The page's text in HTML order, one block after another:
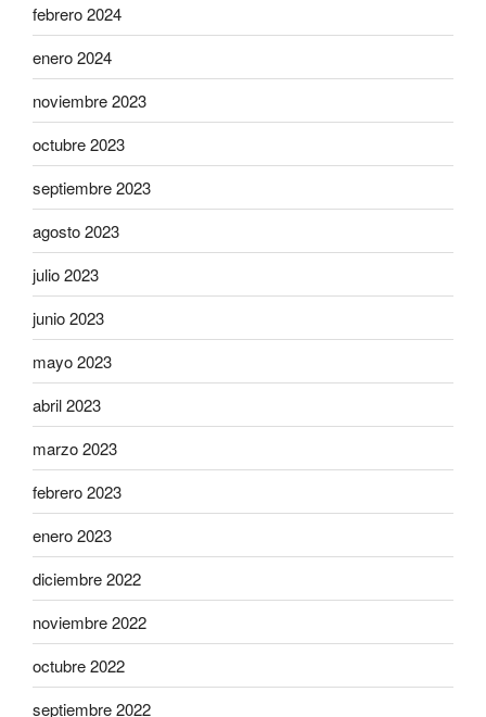
febrero 2024
enero 2024
noviembre 2023
octubre 2023
septiembre 2023
agosto 2023
julio 2023
junio 2023
mayo 2023
abril 2023
marzo 2023
febrero 2023
enero 2023
diciembre 2022
noviembre 2022
octubre 2022
septiembre 2022